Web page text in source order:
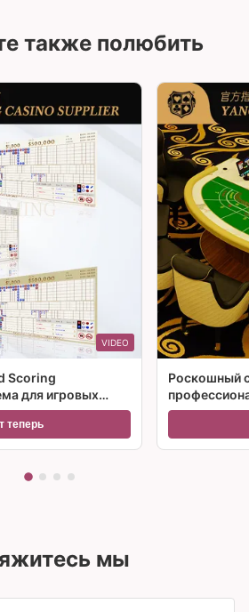
также полюбить
VIDEO
Scoring
для игровых
теперь
Роскошный
казино
мы